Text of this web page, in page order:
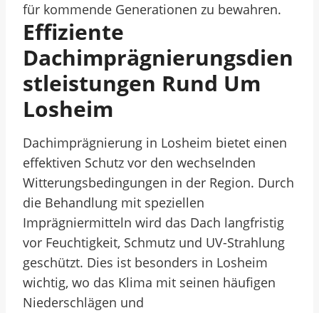
für kommende Generationen zu bewahren.
Effiziente
Dachimprägnierungsdien
Stleistungen Rund Um
Losheim
Dachimprägnierung in Losheim bietet einen
effektiven Schutz vor den wechselnden
Witterungsbedingungen in der Region. Durch
die Behandlung mit speziellen
Imprägniermitteln wird das Dach langfristig
vor Feuchtigkeit, Schmutz und UV-Strahlung
geschützt. Dies ist besonders in Losheim
wichtig, wo das Klima mit seinen häufigen
Niederschlägen und